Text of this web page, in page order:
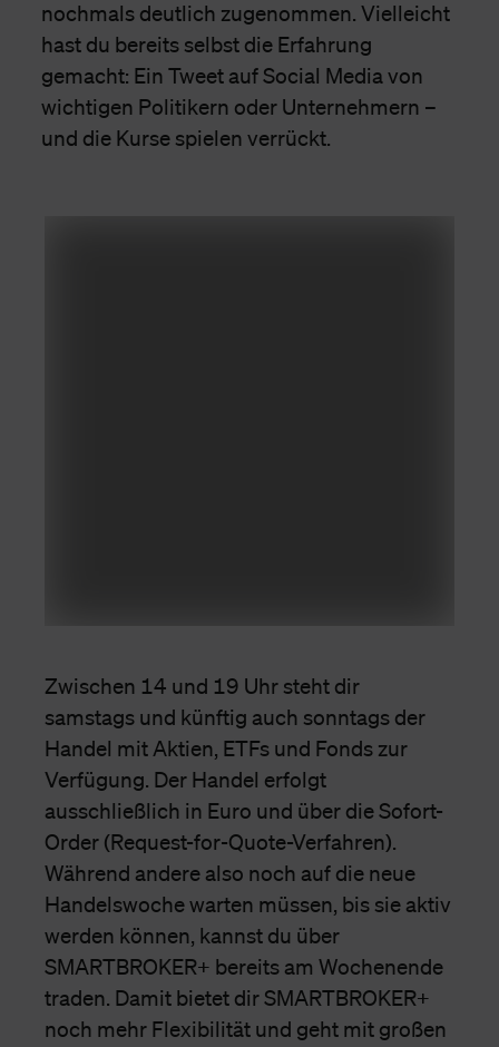
nochmals deutlich zugenommen. Vielleicht
hast du bereits selbst die Erfahrung
gemacht: Ein Tweet auf Social Media von
wichtigen Politikern oder Unternehmern –
und die Kurse spielen verrückt.
Zwischen 14 und 19 Uhr steht dir
samstags und künftig auch sonntags der
Handel mit Aktien, ETFs und Fonds zur
Verfügung. Der Handel erfolgt
ausschließlich in Euro und über die Sofort-
Order (Request-for-Quote-Verfahren).
Während andere also noch auf die neue
Handelswoche warten müssen, bis sie aktiv
werden können, kannst du über
SMARTBROKER+ bereits am Wochenende
traden. Damit bietet dir SMARTBROKER+
noch mehr Flexibilität und geht mit großen